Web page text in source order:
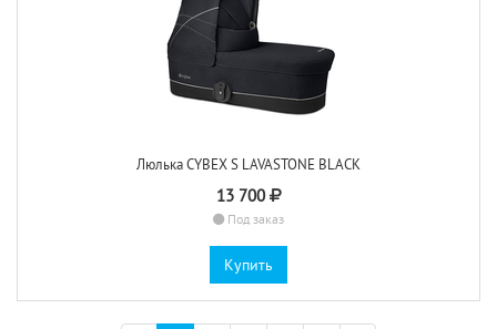
Люлька CYBEX S LAVASTONE BLACK
13 700
Под заказ
Купить